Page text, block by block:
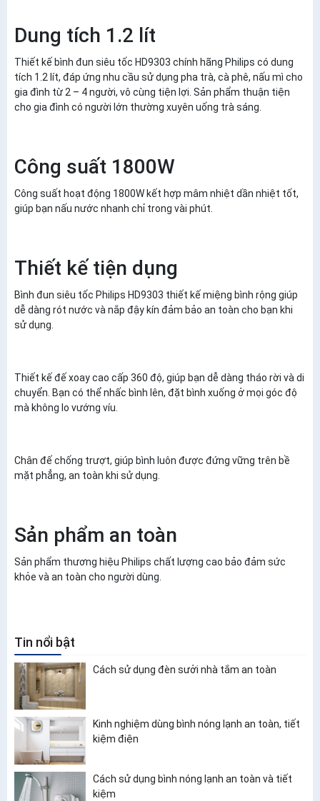
Dung tích 1.2 lít
Thiết kế bình đun siêu tốc HD9303 chính hãng Philips có dung
tích 1.2 lít, đáp ứng nhu cầu sử dụng pha trà, cà phê, nấu mì cho
gia đình từ 2 – 4 người, vô cùng tiện lợi. Sản phẩm thuận tiện
cho gia đình có người lớn thường xuyên uống trà sáng.
Công suất 1800W
Công suất hoạt động 1800W kết hợp mâm nhiệt dần nhiệt tốt,
giúp bạn nấu nước nhanh chỉ trong vài phút.
Thiết kế tiện dụng
Bình đun siêu tốc Philips HD9303 thiết kế miệng bình rộng giúp
dễ dàng rót nước và nắp đậy kín đảm bảo an toàn cho bạn khi
sử dụng.
Thiết kế đế xoay cao cấp 360 độ, giúp bạn dễ dàng tháo rời và di
chuyển. Bạn có thể nhấc bình lên, đặt bình xuống ở mọi góc độ
mà không lo vướng víu.
Chân đế chống trượt, giúp bình luôn được đứng vững trên bề
mặt phẳng, an toàn khi sử dụng.
Sản phẩm an toàn
Sản phẩm thương hiệu Philips chất lượng cao bảo đảm sức
khỏe và an toàn cho người dùng.
Tin nổi bật
Cách sử dụng đèn sưởi nhà tắm an toàn
Kinh nghiệm dùng bình nóng lạnh an toàn, tiết
kiệm điện
Cách sử dụng bình nóng lạnh an toàn và tiết
kiệm